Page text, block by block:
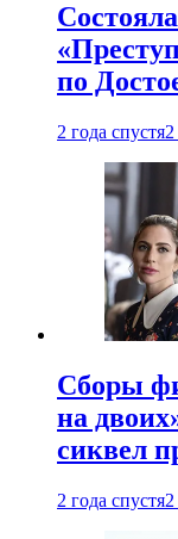
по
2 года спустя
Сборы
на
сиквел
2 года спустя